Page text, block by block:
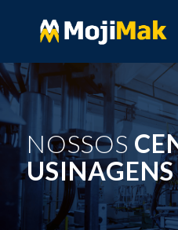
NOSSOS
USINAGENS